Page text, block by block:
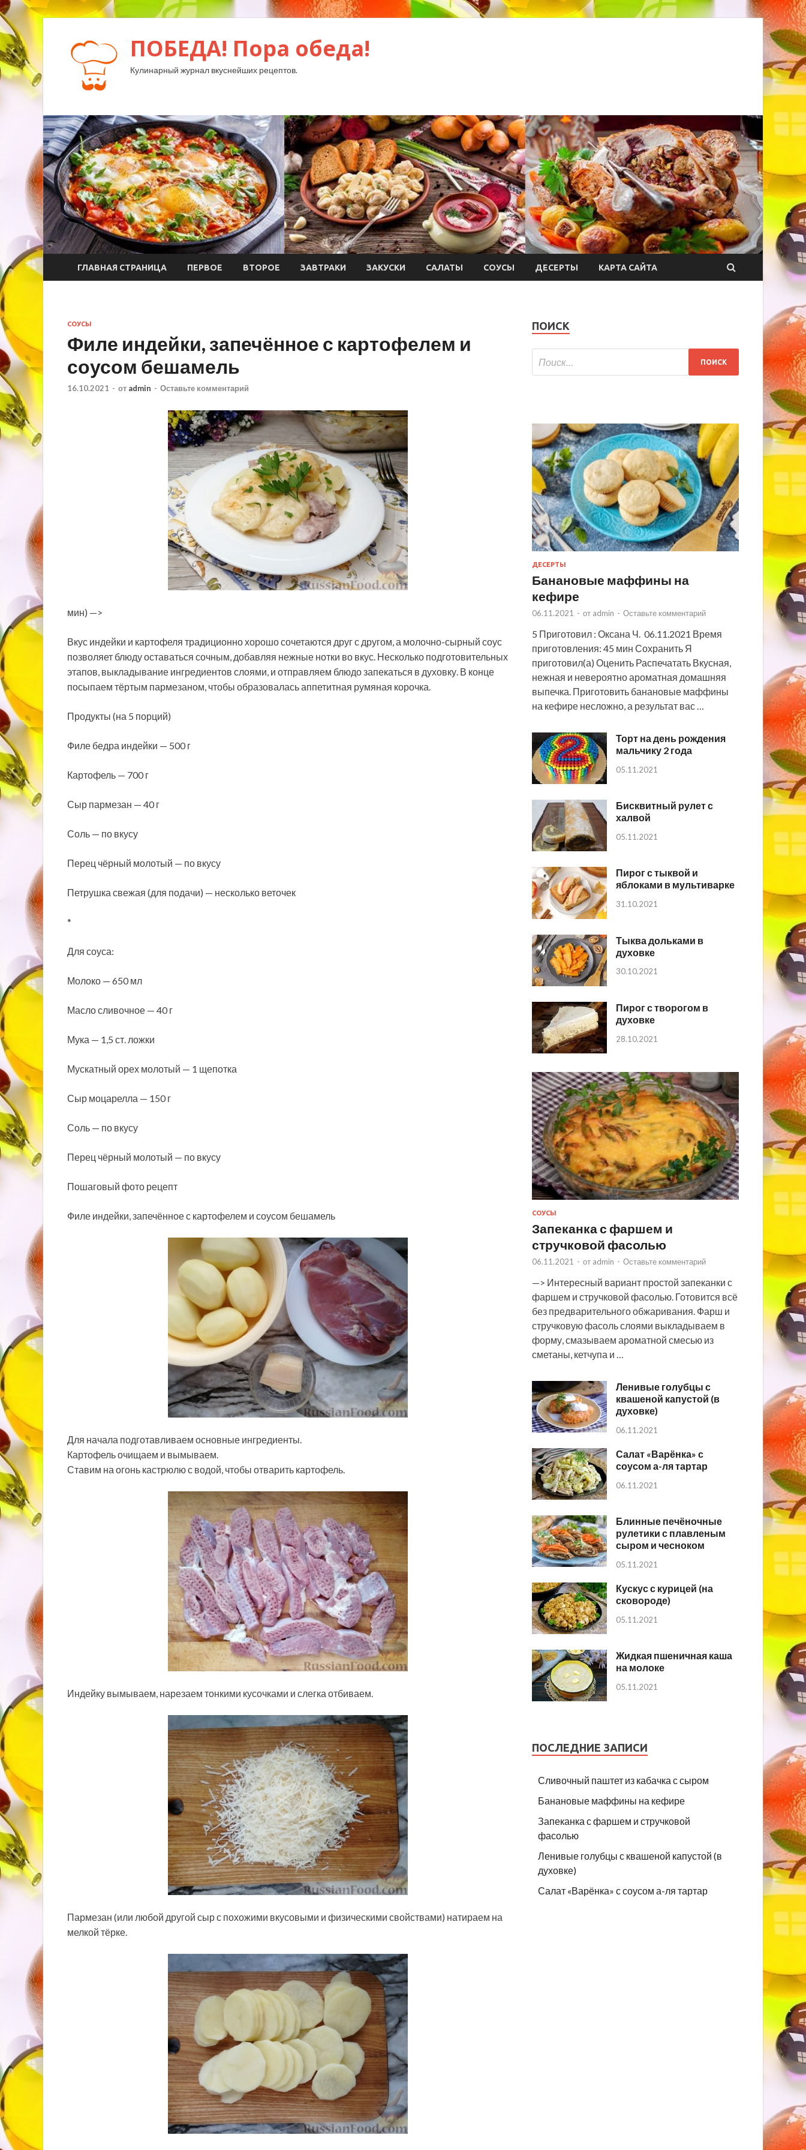
ПОБЕДА! Пора обеда!
Кулинарный журнал вкуснейших рецептов.
ГЛАВНАЯ СТРАНИЦА ПЕРВОЕ ВТОРОЕ ЗАВТРАКИ ЗАКУСКИ САЛАТЫ СОУСЫ ДЕСЕРТЫ КАРТА САЙТА
СОУСЫ
Филе индейки, запечённое с картофелем и
соусом бешамель
16.10.2021 - от admin - Оставьте комментарий
мин) —>
Вкус индейки и картофеля традиционно хорошо сочетаются друг с другом, а молочно-сырный соус
позволяет блюду оставаться сочным, добавляя нежные нотки во вкус. Несколько подготовительных
этапов, выкладывание ингредиентов слоями, и отправляем блюдо запекаться в духовку. В конце
посыпаем тёртым пармезаном, чтобы образовалась аппетитная румяная корочка.
Продукты (на 5 порций)
Филе бедра индейки — 500 г
Картофель — 700 г
Сыр пармезан — 40 г
Соль — по вкусу
Перец чёрный молотый — по вкусу
Петрушка свежая (для подачи) — несколько веточек
*
Для соуса:
Молоко — 650 мл
Масло сливочное — 40 г
Мука — 1,5 ст. ложки
Мускатный орех молотый — 1 щепотка
Сыр моцарелла — 150 г
Соль — по вкусу
Перец чёрный молотый — по вкусу
Пошаговый фото рецепт
Филе индейки, запечённое с картофелем и соусом бешамель
Для начала подготавливаем основные ингредиенты.
Картофель очищаем и вымываем.
Ставим на огонь кастрюлю с водой, чтобы отварить картофель.
Индейку вымываем, нарезаем тонкими кусочками и слегка отбиваем.
Пармезан (или любой другой сыр с похожими вкусовыми и физическими свойствами) натираем на
мелкой тёрке.
ПОИСК
ДЕСЕРТЫ
Банановые маффины на
кефире
06.11.2021 - от admin - Оставьте комментарий
5 Приготовил : Оксана Ч. 06.11.2021 Время
приготовления: 45 мин Сохранить Я
приготовил(а) Оценить Распечатать Вкусная,
нежная и невероятно ароматная домашняя
выпечка. Приготовить банановые маффины
на кефире несложно, а результат вас …
Торт на день рождения
мальчику 2 года
05.11.2021
Бисквитный рулет с
халвой
05.11.2021
Пирог с тыквой и
яблоками в мультиварке
31.10.2021
Тыква дольками в
духовке
30.10.2021
Пирог с творогом в
духовке
28.10.2021
СОУСЫ
Запеканка с фаршем и
стручковой фасолью
06.11.2021 - от admin - Оставьте комментарий
—> Интересный вариант простой запеканки с
фаршем и стручковой фасолью. Готовится всё
без предварительного обжаривания. Фарш и
стручковую фасоль слоями выкладываем в
форму, смазываем ароматной смесью из
сметаны, кетчупа и …
Ленивые голубцы с
квашеной капустой (в
духовке)
06.11.2021
Салат «Варёнка» с
соусом а-ля тартар
06.11.2021
Блинные печёночные
рулетики с плавленым
сыром и чесноком
05.11.2021
Кускус с курицей (на
сковороде)
05.11.2021
Жидкая пшеничная каша
на молоке
05.11.2021
ПОСЛЕДНИЕ ЗАПИСИ
Сливочный паштет из кабачка с сыром
Банановые маффины на кефире
Запеканка с фаршем и стручковой
фасолью
Ленивые голубцы с квашеной капустой (в
духовке)
Салат «Варёнка» с соусом а-ля тартар